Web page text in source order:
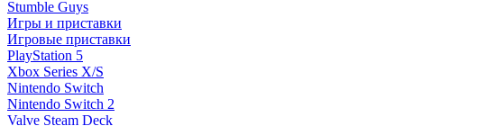
Stumble Guys
Игры и приставки
Игровые приставки
PlayStation 5
Xbox Series X/S
Nintendo Switch
Nintendo Switch 2
Valve Steam Deck